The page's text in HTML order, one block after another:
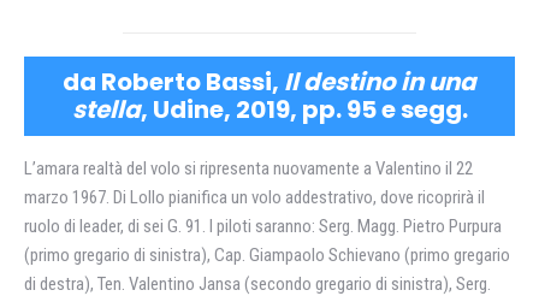
da Roberto Bassi, Il destino in una
stella, Udine, 2019, pp. 95 e segg.
L’amara realtà del volo si ripresenta nuovamente a Valentino il 22
marzo 1967. Di Lollo pianifica un volo addestrativo, dove ricoprirà il
ruolo di leader, di sei G. 91. I piloti saranno: Serg. Magg. Pietro Purpura
(primo gregario di sinistra), Cap. Giampaolo Schievano (primo gregario
di destra), Ten. Valentino Jansa (secondo gregario di sinistra), Serg.